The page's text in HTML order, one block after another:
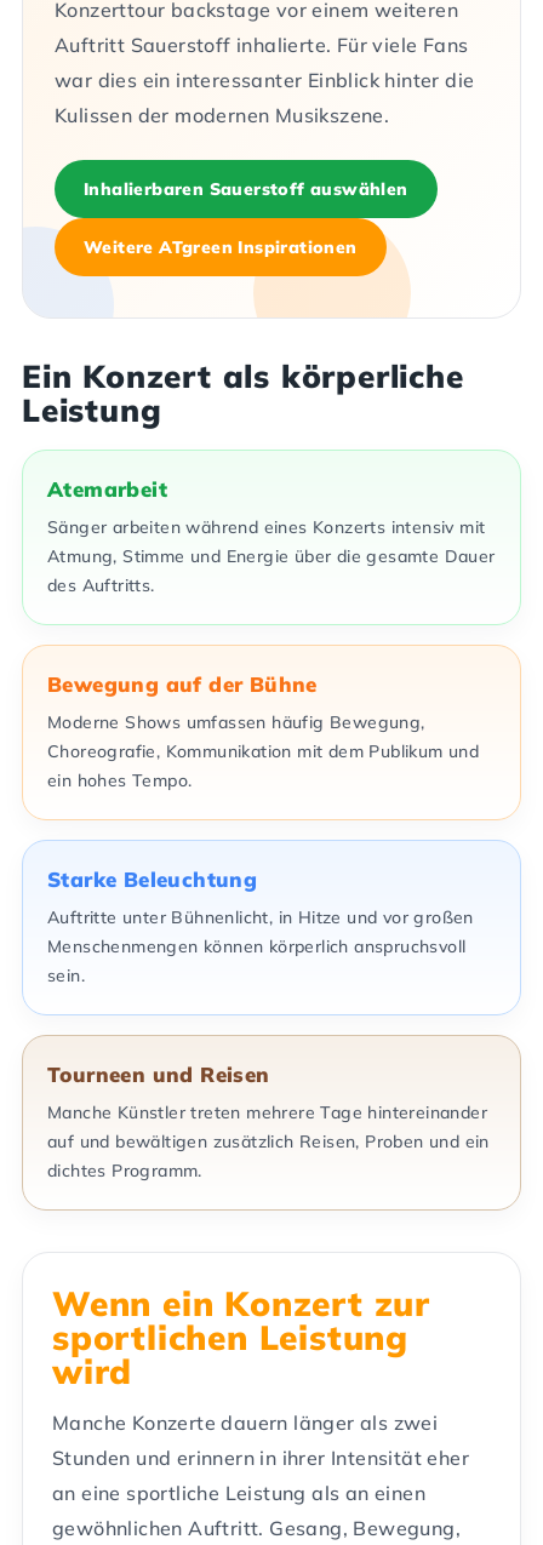
Konzerttour backstage vor einem weiteren
Auftritt Sauerstoff inhalierte. Für viele Fans
war dies ein interessanter Einblick hinter die
Kulissen der modernen Musikszene.
Inhalierbaren Sauerstoff auswählen
Weitere ATgreen Inspirationen
Ein Konzert als körperliche
Leistung
Atemarbeit
Sänger arbeiten während eines Konzerts intensiv mit
Atmung, Stimme und Energie über die gesamte Dauer
des Auftritts.
Bewegung auf der Bühne
Moderne Shows umfassen häufig Bewegung,
Choreografie, Kommunikation mit dem Publikum und
ein hohes Tempo.
Starke Beleuchtung
Auftritte unter Bühnenlicht, in Hitze und vor großen
Menschenmengen können körperlich anspruchsvoll
sein.
Tourneen und Reisen
Manche Künstler treten mehrere Tage hintereinander
auf und bewältigen zusätzlich Reisen, Proben und ein
dichtes Programm.
Wenn ein Konzert zur
sportlichen Leistung
wird
Manche Konzerte dauern länger als zwei
Stunden und erinnern in ihrer Intensität eher
an eine sportliche Leistung als an einen
gewöhnlichen Auftritt. Gesang, Bewegung,